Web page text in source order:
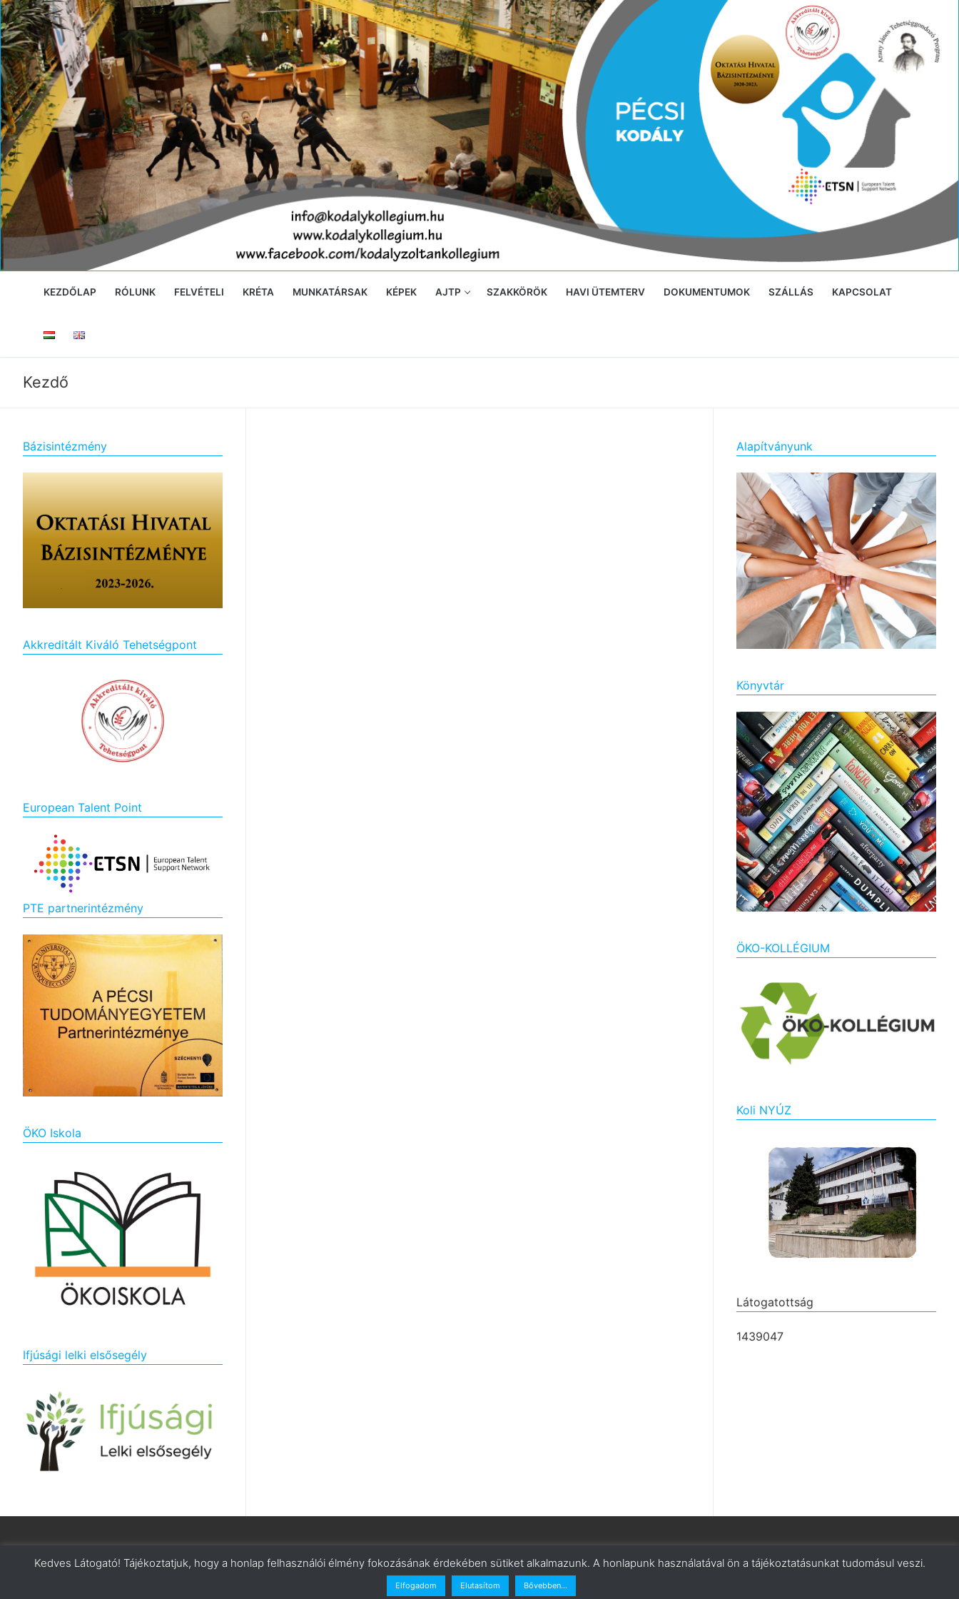
Ugrás
a
tartalomra
KEZDŐLAP RÓLUNK FELVÉTELI KRÉTA MUNKATÁRSAK KÉPEK AJTP SZAKKÖRÖK HAVI ÜTEMTERV DOKUMENTUMOK SZÁLLÁS KAPCSOLAT
Kezdő
Alapítványunk
Könyvtár
ÖKO-KOLLÉGIUM
Koli NYÚZ
Látogatottság
1439047
Bázisintézmény
Akkreditált Kiváló Tehetségpont
European Talent Point
PTE partnerintézmény
ÖKO Iskola
Ifjúsági lelki elsősegély
Adatkezelési tájékoztató
Kedves Látogató! Tájékoztatjuk, hogy a honlap felhasználói élmény fokozásának érdekében sütiket alkalmazunk. A honlapunk használatával ön a tájékoztatásunkat tudomásul veszi.
Elfogadom Elutasítom Bővebben...